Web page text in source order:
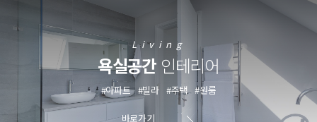
Living
욕실공간 인테리어
#아파트 #빌라 #주택 #원룸
바로가기